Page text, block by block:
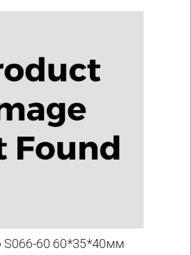
S066-60 60*35*40мм